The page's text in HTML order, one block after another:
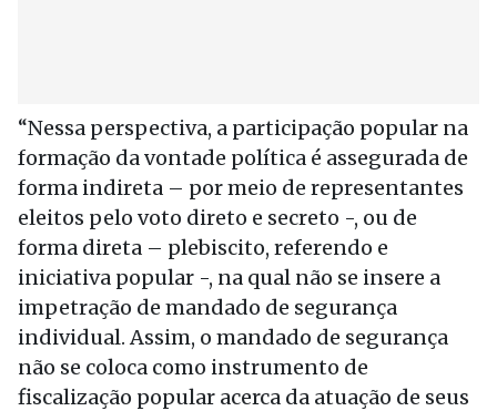
“Nessa perspectiva, a participação popular na
formação da vontade política é assegurada de
forma indireta – por meio de representantes
eleitos pelo voto direto e secreto -, ou de
forma direta – plebiscito, referendo e
iniciativa popular -, na qual não se insere a
impetração de mandado de segurança
individual. Assim, o mandado de segurança
não se coloca como instrumento de
fiscalização popular acerca da atuação de seus